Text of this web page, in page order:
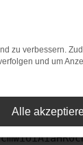
mehr
Du kannst
zu verbessern.
und um
Alle